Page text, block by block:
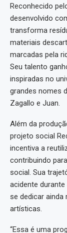
Reconhecido
desenvolvido
transforma
materiais
marcadas pela
Seu talento
inspiradas no
grandes nomes
Zagallo e Juan.
Além da
projeto social
incentiva a
contribuindo
social. Sua
acidente
se dedicar
artísticas.
“Essa é uma